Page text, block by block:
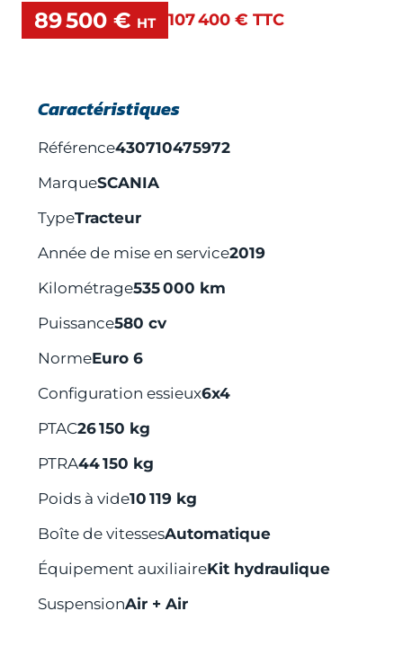
89 500 € HT 107 400 € TTC
Caractéristiques
Référence430710475972
MarqueSCANIA
TypeTracteur
Année de mise en service2019
Kilométrage535 000 km
Puissance580 cv
NormeEuro 6
Configuration essieux6x4
PTAC26 150 kg
PTRA44 150 kg
Poids à vide10 119 kg
Boîte de vitessesAutomatique
Équipement auxiliaireKit hydraulique
SuspensionAir + Air